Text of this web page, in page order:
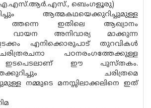
ബെംഗളൂരു)
ആത്മകഥയെക്കുറിച്ചുമുള്ള
ഇതിലെ ആഖ്യാനം
വായന അനിവാര്യ മാക്കുന്ന
എനിക്കൊരുപാട് തുറവികൾ
പഠനരംഗത്തേക്കുള്ള
ഇടപെടലാണ് ഈ പുസ്തകം.
ചരിത്രമെ
നമ്മുടെ മനസ്സിലാക്കലിനെ ഇത്